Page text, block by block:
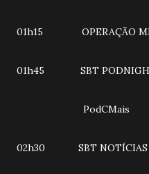
01h15
01h45
02h30